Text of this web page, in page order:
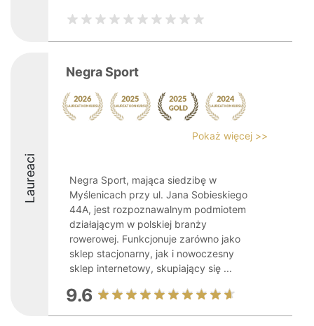
Laureaci
Negra Sport
Pokaż więcej >>
Negra Sport, mająca siedzibę w
Myślenicach przy ul. Jana Sobieskiego
44A, jest rozpoznawalnym podmiotem
działającym w polskiej branży
rowerowej. Funkcjonuje zarówno jako
sklep stacjonarny, jak i nowoczesny
sklep internetowy, skupiający się ...
9.6